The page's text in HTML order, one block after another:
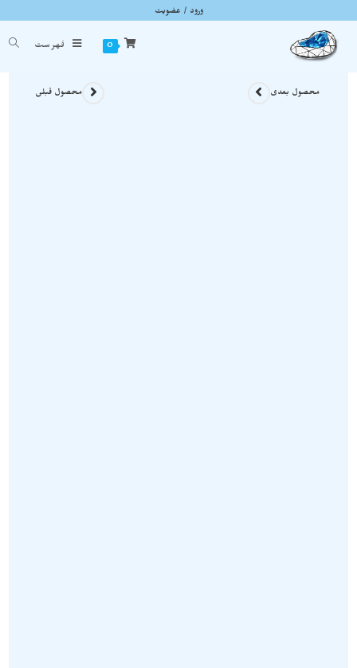
ورود / عضویت
0 فهرست شما اینجا هستید دستبند آمیتیست و کوارتز سرشار از آرامش و عشق D080
محصول قبلی محصول بعدی